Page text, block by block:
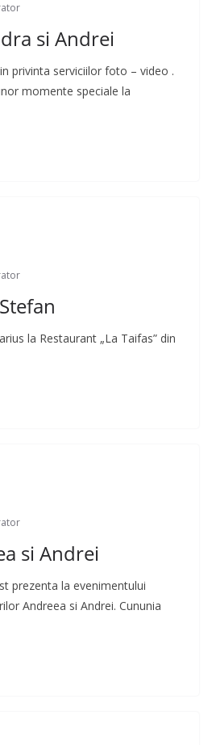
si Andrei
privinta serviciilor foto – video .
momente speciale la
la Restaurant „La Taifas” din
si Andrei
prezenta la evenimentului
Andreea si Andrei. Cununia